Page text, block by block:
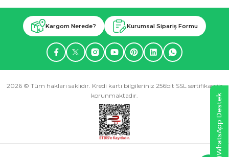
Kargom Nerede? Kurumsal Sipariş Formu
2026 © Tüm hakları saklıdır. Kredi kartı bilgileriniz 256bit SSL sertifikası ile
korunmaktadır.
WhatsApp Destek